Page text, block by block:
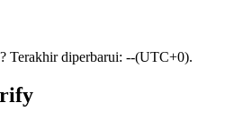
Terakhir diperbarui: --(UTC+0).